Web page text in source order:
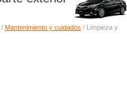
/ Mantenimiento y cuidados / Limpieza y